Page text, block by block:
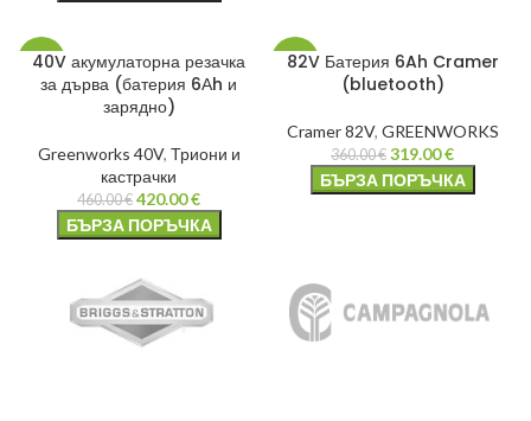
-9%
40V акумулаторна резачка
за дърва (батерия 6Аh и
зарядно)
Greenworks 40V, Триони и
кастрачки
460.00€ 420.00€
БЪРЗА ПОРЪЧКА
-11%
82V Батерия 6Ah Cramer
(bluetooth)
Cramer 82V, GREENWORKS
360.00€ 319.00€
БЪРЗА ПОРЪЧКА